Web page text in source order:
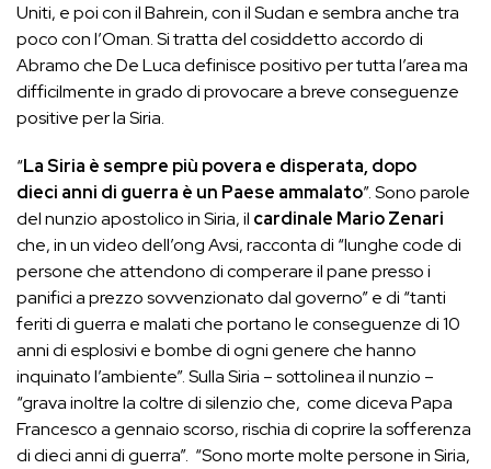
Uniti, e poi con il Bahrein, con il Sudan e sembra anche tra
poco con l’Oman. Si tratta del cosiddetto accordo di
Abramo che De Luca definisce positivo per tutta l’area ma
difficilmente in grado di provocare a breve conseguenze
positive per la Siria.
“La Siria è sempre più povera e disperata, dopo
dieci anni di guerra è un Paese ammalato”. Sono parole
del nunzio apostolico in Siria, il cardinale Mario Zenari
che, in un video dell’ong Avsi, racconta di “lunghe code di
persone che attendono di comperare il pane presso i
panifici a prezzo sovvenzionato dal governo” e di “tanti
feriti di guerra e malati che portano le conseguenze di 10
anni di esplosivi e bombe di ogni genere che hanno
inquinato l’ambiente”. Sulla Siria – sottolinea il nunzio –
“grava inoltre la coltre di silenzio che, come diceva Papa
Francesco a gennaio scorso, rischia di coprire la sofferenza
di dieci anni di guerra”. “Sono morte molte persone in Siria,